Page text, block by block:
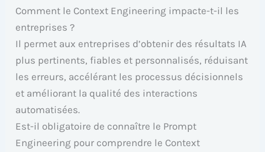
Comment le Context Engineering impacte-t-il les
entreprises ?
Il permet aux entreprises d’obtenir des résultats IA
plus pertinents, fiables et personnalisés, réduisant
les erreurs, accélérant les processus décisionnels
et améliorant la qualité des interactions
automatisées.
Est-il obligatoire de connaître le Prompt
Engineering pour comprendre le Context